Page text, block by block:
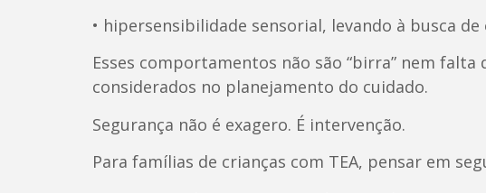
• hipersensibilidade sensorial, levando à busca
Esses comportamentos não são “birra” nem
considerados no planejamento do cuidado.
Segurança não é exagero. É intervenção.
Para famílias de crianças com TEA, pensar em